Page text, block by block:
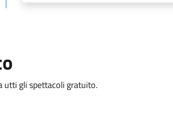
utti gli spettacoli gratuito.